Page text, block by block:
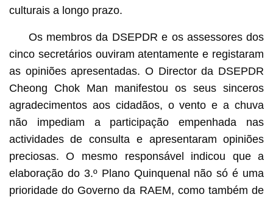
culturais a longo prazo.
Os membros da DSEPDR e os assessores dos
cinco secretários ouviram atentamente e registaram
as opiniões apresentadas. O Director da DSEPDR
Cheong Chok Man manifestou os seus sinceros
agradecimentos aos cidadãos, o vento e a chuva
não impediam a participação empenhada nas
actividades de consulta e apresentaram opiniões
preciosas. O mesmo responsável indicou que a
elaboração do 3.º Plano Quinquenal não só é uma
prioridade do Governo da RAEM, como também de